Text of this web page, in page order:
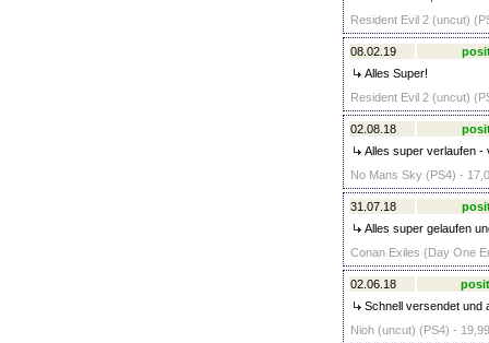
Resident Evil 2 (uncut)
08.02.19
Alles Super!
Resident Evil 2 (uncut)
02.08.18
Alles super verlaufen -
No Mans Sky (PS4) -
31.07.18
Alles super gelaufen
Conan Exiles (Day One
02.06.18
Schnell versendet und
Nioh (uncut) (PS4) -